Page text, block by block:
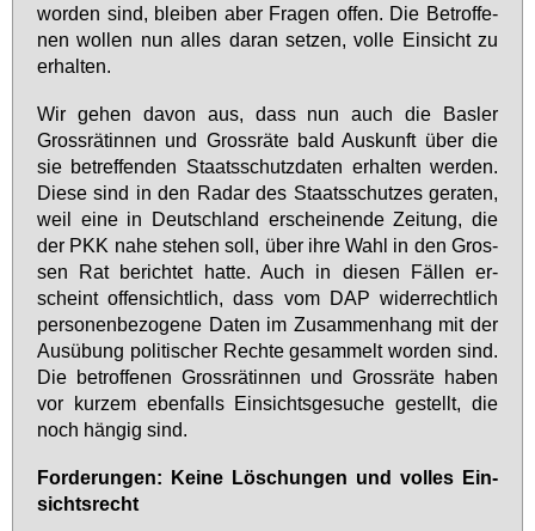
wor­den sind, blei­ben aber Fra­gen of­fen. Die Be­trof­fe­
nen wol­len nun al­les dar­an set­zen, vol­le Ein­sicht zu
er­hal­ten.
Wir ge­hen da­von aus, dass nun auch die Bas­ler
Gross­rä­tin­nen und Gross­rä­te bald Aus­kunft über die
sie be­tref­fen­den Staats­schutz­da­ten er­hal­ten wer­den.
Die­se sind in den Ra­dar des Staats­schut­zes ge­ra­ten,
weil ei­ne in Deutsch­land er­schei­nen­de Zei­tung, die
der PKK na­he ste­hen soll, über ih­re Wahl in den Gros­
sen Rat be­rich­tet hat­te. Auch in die­sen Fäl­len er­
scheint of­fen­sicht­lich, dass vom DAP wi­der­recht­lich
per­so­nen­be­zo­ge­ne Da­ten im Zu­sam­men­hang mit der
Aus­übung po­li­ti­scher Rech­te ge­sam­melt wor­den sind.
Die be­trof­fe­nen Gross­rä­tin­nen und Gross­rä­te ha­ben
vor kur­zem eben­falls Ein­sichts­ge­su­che ge­stellt, die
noch hän­gig sind.
For­de­run­gen: Kei­ne Lö­schun­gen und vol­les Ein­
sichts­recht